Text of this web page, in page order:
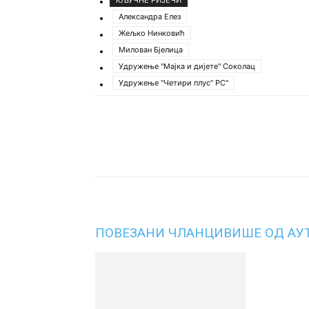
Александра Елез
Жељко Нинковић
Милован Бјелица
Удружење "Мајка и дијете" Соколац
Удружење "Четири плус" РС"
ПОВЕЗАНИ ЧЛАНЦИВИШЕ ОД